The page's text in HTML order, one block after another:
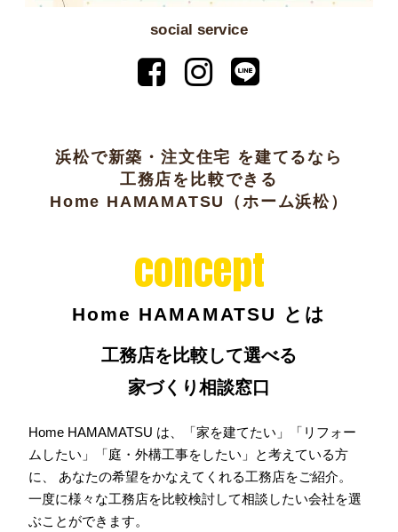
social service
浜松で新築・注文住宅 を建てるなら
工務店を比較できる
Home HAMAMATSU（ホーム浜松）
concept
Home HAMAMATSU とは
工務店を比較して選べる
家づくり相談窓口
Home HAMAMATSU は、「家を建てたい」「リフォー
ムしたい」「庭・外構工事をしたい」と考えている方
に、 あなたの希望をかなえてくれる工務店をご紹介。
一度に様々な工務店を比較検討して相談したい会社を選
ぶことができます。